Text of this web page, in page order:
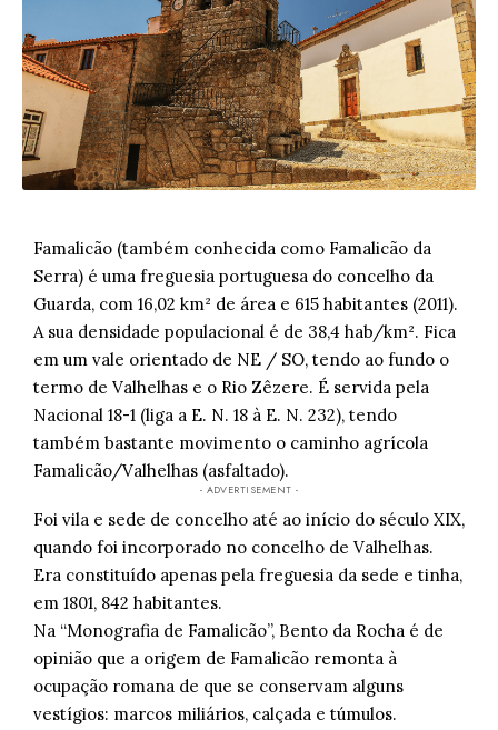
Famalicão (também conhecida como Famalicão da
Serra) é uma freguesia portuguesa do concelho da
Guarda, com 16,02 km² de área e 615 habitantes (2011).
A sua densidade populacional é de 38,4 hab/km². Fica
em um vale orientado de NE / SO, tendo ao fundo o
termo de Valhelhas e o Rio Zêzere. É servida pela
Nacional 18-1 (liga a E. N. 18 à E. N. 232), tendo
também bastante movimento o caminho agrícola
Famalicão/Valhelhas (asfaltado).
- ADVERTISEMENT -
Foi vila e sede de concelho até ao início do século XIX,
quando foi incorporado no concelho de Valhelhas.
Era constituído apenas pela freguesia da sede e tinha,
em 1801, 842 habitantes.
Na “Monografia de Famalicão”, Bento da Rocha é de
opinião que a origem de Famalicão remonta à
ocupação romana de que se conservam alguns
vestígios: marcos miliários, calçada e túmulos.